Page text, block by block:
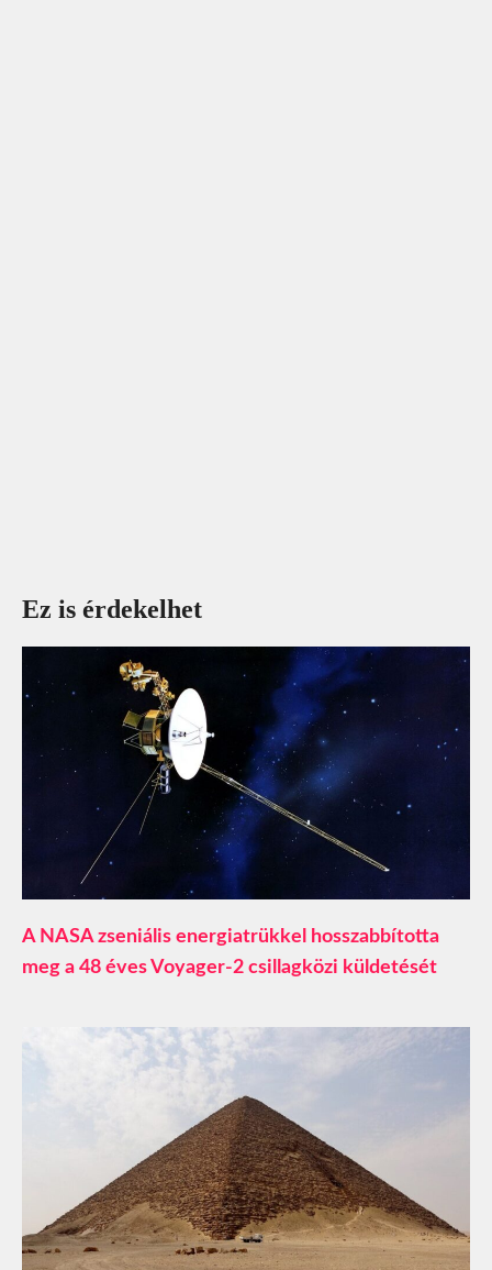
Ez is érdekelhet
A NASA zseniális energiatrükkel hosszabbította
meg a 48 éves Voyager-2 csillagközi küldetését